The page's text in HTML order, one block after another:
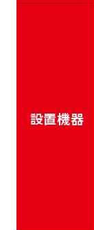
設置機器